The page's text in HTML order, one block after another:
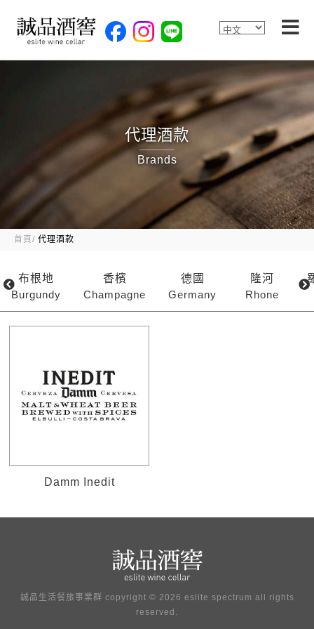
代理酒款
Brands
首頁 代理酒款
布根地
Burgundy
香檳
Champagne
德國
Germany
隆河
Rhone
Damm Inedit
誠品生活餐旅事業群 copyright © 2026 eslite spectrum all rights
reserved.